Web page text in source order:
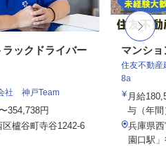
ックドライバー
社 神戸Team
354,738円
櫨谷町寺谷1242-6
マンシ
住友不動産
8a
月給
与（年
兵庫県
園口駅